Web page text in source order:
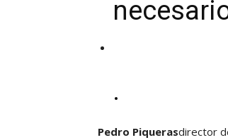
.
Pedro Piquerasdirector